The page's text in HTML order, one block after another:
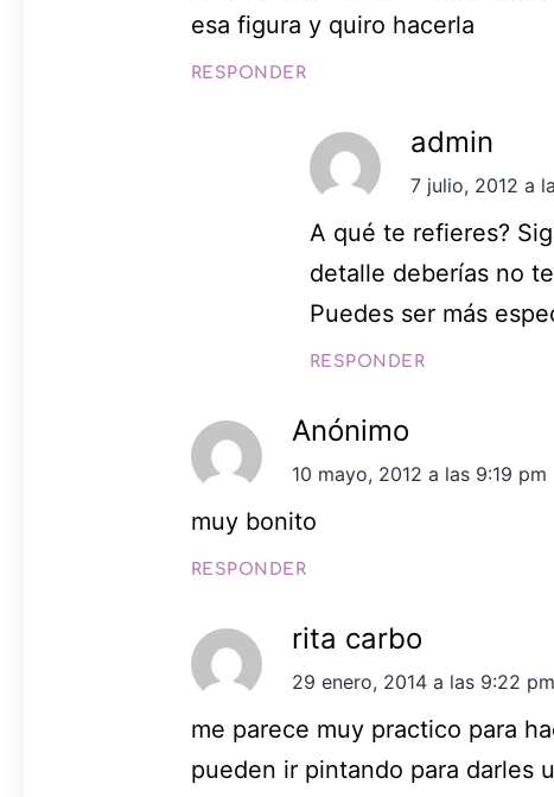
esa figura y quiro hacerla
RESPONDER
admin
7 julio, 2012 a
A qué te refieres?
detalle deberías no
Puedes ser más
RESPONDER
Anónimo
10 mayo, 2012 a las 9:19 pm
muy bonito
RESPONDER
rita carbo
29 enero, 2014 a las 9:22 pm
me parece muy practico para
pueden ir pintando para darles